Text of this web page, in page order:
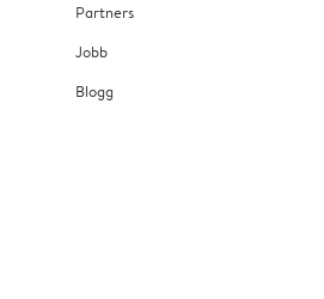
Partners
Jobb
Blogg